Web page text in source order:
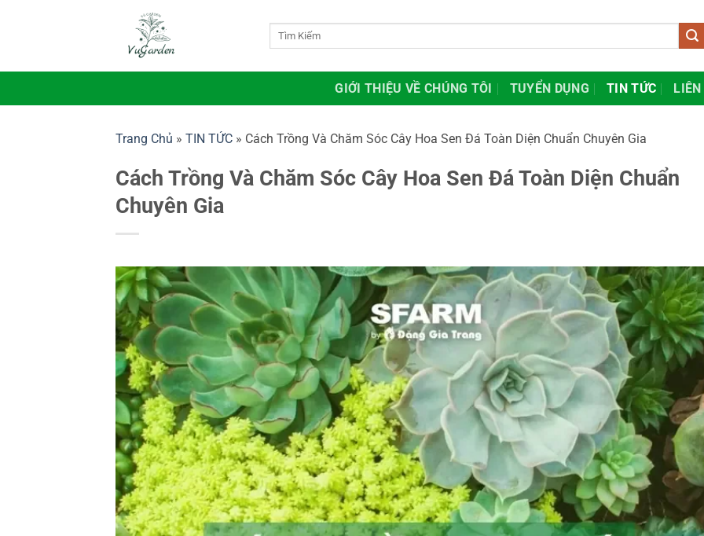
dung
GIỚI THIỆU VỀ CHÚNG TÔI TUYỂN DỤNG TIN TỨC LIÊN
Trang Chủ » TIN TỨC » Cách Trồng Và Chăm Sóc Cây Hoa Sen Đá Toàn Diện Chuẩn Chuyên Gia
Cách Trồng Và Chăm Sóc Cây Hoa Sen Đá Toàn Diện Chuẩn
Chuyên Gia